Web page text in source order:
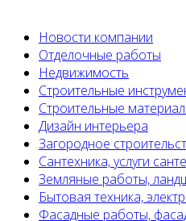
Новости компании
Отделочные работы
Недвижимость
Строительные
Строительные
Дизайн интерьера
Загородное
Сантехника, услуги
Земляные работы,
Бытовая техника,
Фасадные работы,